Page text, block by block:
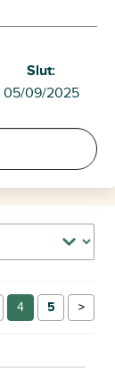
Slut:
05/09/2025
4 5 →